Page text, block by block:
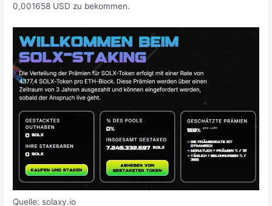
0,001658 USD zu bekommen.
Quelle: solaxy.io